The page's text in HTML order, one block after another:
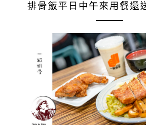
排骨飯平日中午來用餐還